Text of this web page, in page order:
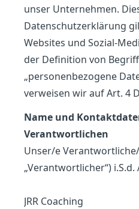
unser Unternehmen.
Datenschutzerklärung
Websites und Sozial-
der Definition von
„personenbezogene
verweisen wir auf Art. 4
Name und
Verantwortlichen
Unser/e
„Verantwortlicher“) i.S.d.
JRR Coaching